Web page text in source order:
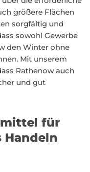
größere Flächen
sorgfältig und
sowohl Gewerbe
den Winter ohne
Mit unserem
Rathenow auch
und gut
für
Handeln